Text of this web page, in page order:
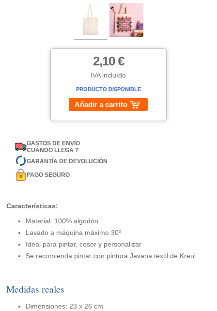
2,10 €
IVA incluído
PRODUCTO DISPONIBLE
Añadir a carrito
GASTOS DE ENVÍO
CUÁNDO LLEGA ?
GARANTÍA DE DEVOLUCIÓN
PAGO SEGURO
Características:
Material: 100% algodón
Lavado a máquina máximo 30º
Ideal para pintar, coser y personalizar
Se recomienda pintar con pintura Javana textil de Kreul
Medidas reales
Dimensiones: 23 x 26 cm